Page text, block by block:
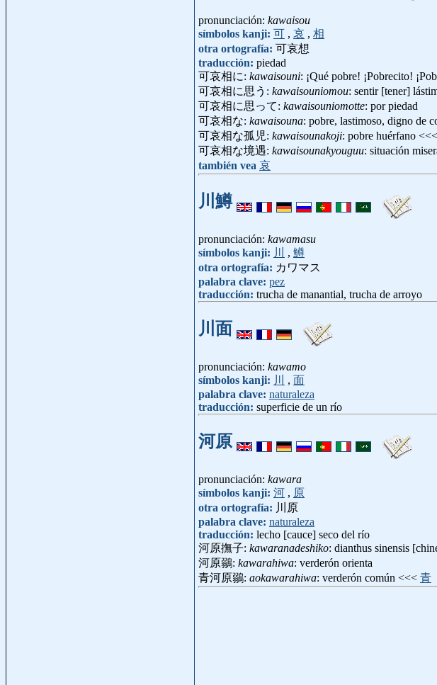
pronunciación: kawaisou
símbolos kanji: 可 , 哀 , 相
otra ortografía: 可哀想
traducción: piedad
可哀相に: kawaisouni: ¡Qué pobre! ¡Pobrecito!
可哀相に思う: kawaisouniomou: sentir [tener]
可哀相に思って: kawaisouniomotte: por piedad
可哀相な: kawaisouna: pobre, lastimoso, digno de
可哀相な孤児: kawaisounakoji: pobre huérfano <<<
可哀相な境遇: kawaisounakyouguu: situación
también vea 哀
川鱒
pronunciación: kawamasu
símbolos kanji: 川 , 鱒
otra ortografía: カワマス
palabra clave: pez
traducción: trucha de manantial, trucha de arroyo
川面
pronunciación: kawamo
símbolos kanji: 川 , 面
palabra clave: naturaleza
traducción: superficie de un río
河原
pronunciación: kawara
símbolos kanji: 河 , 原
otra ortografía: 川原
palabra clave: naturaleza
traducción: lecho [cauce] seco del río
河原撫子: kawaranadeshiko: dianthus sinensis
河原鶸: kawarahiwa: verderón orienta
青河原鶸: aokawarahiwa: verderón común <<< 青